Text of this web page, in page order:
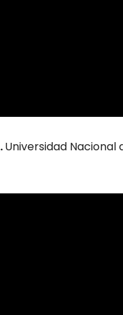
.Universidad